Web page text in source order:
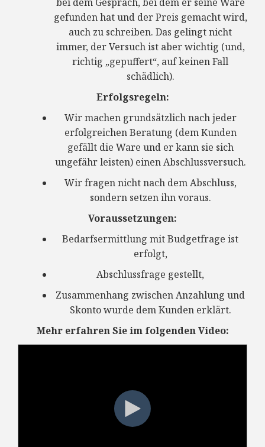
gefunden hat und der Preis gemacht wird,
auch zu schreiben. Das gelingt nicht
immer, der Versuch ist aber wichtig (und,
richtig „gepuffert“, auf keinen Fall
schädlich).
Erfolgsregeln:
Wir machen grundsätzlich nach jeder
erfolgreichen Beratung (dem Kunden
gefällt die Ware und er kann sie sich
ungefähr leisten) einen Abschlussversuch.
Wir fragen nicht nach dem Abschluss,
sondern setzen ihn voraus.
Voraussetzungen:
Bedarfsermittlung mit Budgetfrage ist
erfolgt,
Abschlussfrage gestellt,
Zusammenhang zwischen Anzahlung und
Skonto wurde dem Kunden erklärt.
Mehr erfahren Sie im folgenden Video: